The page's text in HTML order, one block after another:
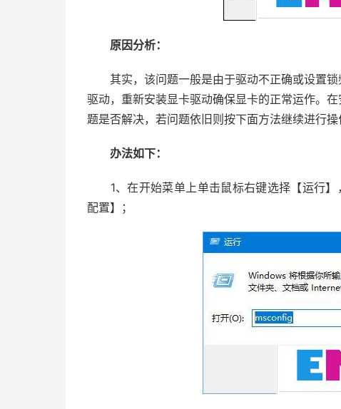
原因分析：
其实，该问题一般是由于驱动不正确或设置锁
驱动，重新安装显卡驱动确保显卡的正常运作。
题是否解决，若问题依旧则按下面方法继续进行操
办法如下：
1、在开始菜单上单击鼠标右键选择【运行】
配置】；